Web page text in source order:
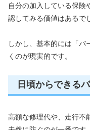
自分の加入している保険
認してみる価値はあるで
しかし、基本的には「バ
くのが現実的です。
日頃からできる
高額な修理代や、走行不